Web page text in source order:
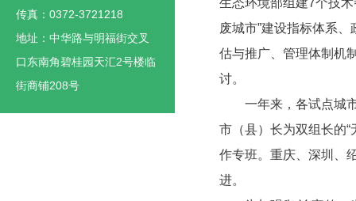
传真：0372-3721218
地址：中华路与明福街交叉
口东南角碧桂园天汇2号楼临
街商铺208号
生态环境部组建7个技
废城市”建设指标体系
估与推广、管理体制机
讨。
一年来，各试点城市
市（县）长为双组长的
作专班。重庆、深圳、
进。